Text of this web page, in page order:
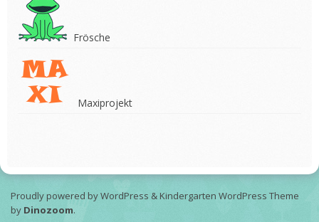
Frösche
Maxiprojekt
Proudly powered by WordPress & Kindergarten WordPress Theme
by Dinozoom.